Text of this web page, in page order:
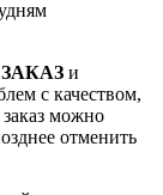
и
с качеством,
можно
отменить